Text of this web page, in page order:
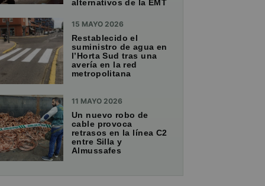
alternativos de la EMT
15 MAYO 2026
Restablecido el
suministro de agua en
l’Horta Sud tras una
avería en la red
metropolitana
11 MAYO 2026
Un nuevo robo de
cable provoca
retrasos en la línea C2
entre Silla y
Almussafes